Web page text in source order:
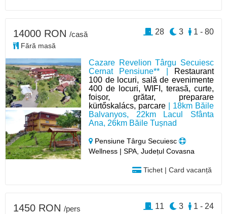
Cazare Revelion Târgu Secuiesc
Cernat Pensiune** |
Restaurant
100 de locuri, sală de evenimente
400 de locuri, WIFI, terasă, curte,
foișor, grătar, preparare
kürtőskalács, parcare | 18km Băile
Balvanyos, 22km Lacul Sfânta
Ana, 26km Băile Tușnad
Pensiune Târgu Secuiesc
Wellness | SPA, Județul Covasna
Tichet | Card vacanță
14000 RON /casă
Fără masă
1 - 80
3
28
1450 RON /pers 1 - 24
3
11